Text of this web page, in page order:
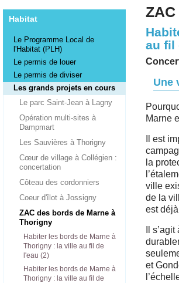
Habitat
Le Programme Local de
l'Habitat (PLH)
Le permis de louer
Le permis de diviser
Les grands projets en cours
Le parc Saint-Jean à Lagny
Opération multi-sites à
Dampmart
Les Sauvières à Thorigny
Cœur de village à Collégien :
concertation
Côteau des cordonniers
Coeur d'îlot à Jossigny
ZAC des bords de Marne à
Thorigny
Habiter les bords de Marne à
Thorigny : la ville au fil de
l'eau (2)
Habiter les bords de Marne à
Thorigny : la ville au fil de
au fil
Une
Marne
Il est
la
ville
de la
est
Il
et